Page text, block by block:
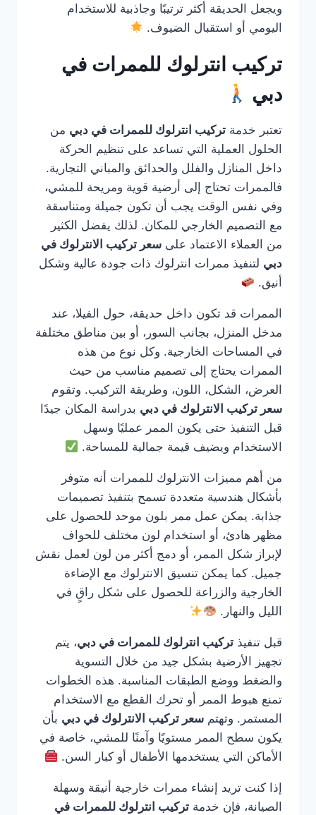
ويجعل الحديقة أكثر ترتيبًا وجاذبية للاستخدام
اليومي أو استقبال الضيوف.
تركيب انترلوك للممرات في
دبي
تعتبر خدمة تركيب انترلوك للممرات في دبي من
الحلول العملية التي تساعد على تنظيم الحركة
داخل المنازل والفلل والحدائق والمباني التجارية.
فالممرات تحتاج إلى أرضية قوية ومريحة للمشي،
وفي نفس الوقت يجب أن تكون جميلة ومتناسقة
مع التصميم الخارجي للمكان. لذلك يفضل الكثير
من العملاء الاعتماد على سعر تركيب الانترلوك في
دبي لتنفيذ ممرات انترلوك ذات جودة عالية وشكل
أنيق.
الممرات قد تكون داخل حديقة، حول الفيلا، عند
مدخل المنزل، بجانب السور، أو بين مناطق مختلفة
في المساحات الخارجية. وكل نوع من هذه
الممرات يحتاج إلى تصميم مناسب من حيث
العرض، الشكل، اللون، وطريقة التركيب. وتقوم
سعر تركيب الانترلوك في دبي بدراسة المكان جيدًا
قبل التنفيذ حتى يكون الممر عمليًا وسهل
الاستخدام ويضيف قيمة جمالية للمساحة.
من أهم مميزات الانترلوك للممرات أنه متوفر
بأشكال هندسية متعددة تسمح بتنفيذ تصميمات
جذابة. يمكن عمل ممر بلون موحد للحصول على
مظهر هادئ، أو استخدام لون مختلف للحواف
لإبراز شكل الممر، أو دمج أكثر من لون لعمل نقش
جميل. كما يمكن تنسيق الانترلوك مع الإضاءة
الخارجية والزراعة للحصول على شكل راقٍ في
الليل والنهار.
قبل تنفيذ تركيب انترلوك للممرات في دبي، يتم
تجهيز الأرضية بشكل جيد من خلال التسوية
والضغط ووضع الطبقات المناسبة. هذه الخطوات
تمنع هبوط الممر أو تحرك القطع مع الاستخدام
المستمر. وتهتم سعر تركيب الانترلوك في دبي بأن
يكون سطح الممر مستويًا وآمنًا للمشي، خاصة في
الأماكن التي يستخدمها الأطفال أو كبار السن.
إذا كنت تريد إنشاء ممرات خارجية أنيقة وسهلة
الصيانة، فإن خدمة تركيب انترلوك للممرات في